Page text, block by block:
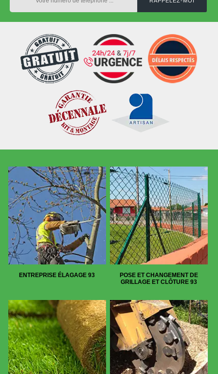
ENTREPRISE ÉLAGAGE 93
POSE ET CHANGEMENT DE
GRILLAGE ET CLÔTURE 93